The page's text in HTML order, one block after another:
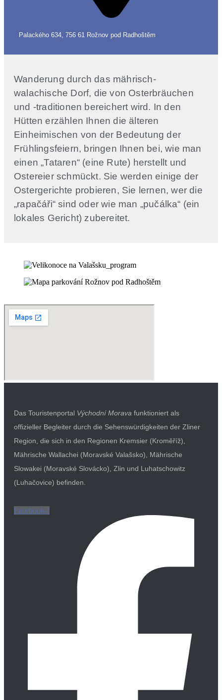
Palackého 634, 756 61 Rožnov pod Radhoštěm
Wanderung durch das mährisch-
walachische Dorf, die von Osterbräuchen
und -traditionen bereichert wird. In den
Hütten erzählen Ihnen die älteren
Einheimischen von der Bedeutung der
Frühlingsfeiern, bringen Ihnen bei, wie man
einen „Tataren“ (eine Rute) herstellt und
Ostereier schmückt. Sie werden einige der
Ostergerichte probieren, Sie lernen, wer die
„rapačáři“ sind oder wie man „pučálka“ (ein
lokales Gericht) zubereitet.
Das Touristenportal Východní Morava funktioniert als
offizieller Begleiter durch die Sehenswürdigkeiten der Zliner
Region, die sich in den Regionen Kremsier (Kroměříž),
Mährische Wallachei (Moravské Valašsko), Mährische
Slowakei (Moravské Slovácko), Zlin und Luhatschowitz
(Luhačovice) befinden.
Facebook-f